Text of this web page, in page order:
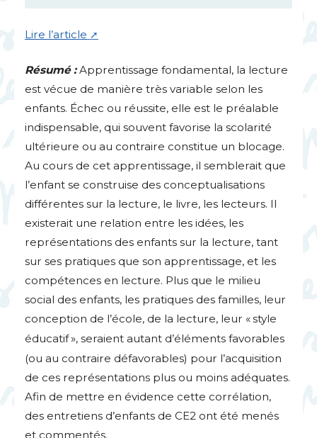
Lire l’article
Résumé : Apprentissage fondamental, la lecture
est vécue de manière très variable selon les
enfants. Échec ou réussite, elle est le préalable
indispensable, qui souvent favorise la scolarité
ultérieure ou au contraire constitue un blocage.
Au cours de cet apprentissage, il semblerait que
l’enfant se construise des conceptualisations
différentes sur la lecture, le livre, les lecteurs. Il
existerait une relation entre les idées, les
représentations des enfants sur la lecture, tant
sur ses pratiques que son apprentissage, et les
compétences en lecture. Plus que le milieu
social des enfants, les pratiques des familles, leur
conception de l’école, de la lecture, leur «style
éducatif», seraient autant d’éléments favorables
(ou au contraire défavorables) pour l’acquisition
de ces représentations plus ou moins adéquates.
Afin de mettre en évidence cette corrélation,
des entretiens d’enfants de CE2 ont été menés
et commentés.